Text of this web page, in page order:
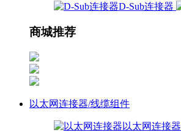
D-Sub连接器
商城推荐
以太网连接器/线缆组件
以太网连接器